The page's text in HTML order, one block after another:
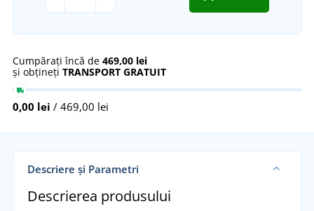
Cumpărați încă de 469,00 lei
și obțineți TRANSPORT GRATUIT
0,00 lei / 469,00 lei
Descriere și Parametri
Descrierea produsului